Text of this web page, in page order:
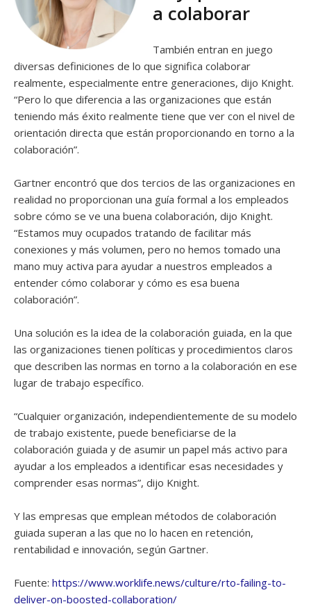
a colaborar
También entran en juego
diversas definiciones de lo que significa colaborar
realmente, especialmente entre generaciones, dijo Knight.
“Pero lo que diferencia a las organizaciones que están
teniendo más éxito realmente tiene que ver con el nivel de
orientación directa que están proporcionando en torno a la
colaboración”.
Gartner encontró que dos tercios de las organizaciones en
realidad no proporcionan una guía formal a los empleados
sobre cómo se ve una buena colaboración, dijo Knight.
“Estamos muy ocupados tratando de facilitar más
conexiones y más volumen, pero no hemos tomado una
mano muy activa para ayudar a nuestros empleados a
entender cómo colaborar y cómo es esa buena
colaboración”.
Una solución es la idea de la colaboración guiada, en la que
las organizaciones tienen políticas y procedimientos claros
que describen las normas en torno a la colaboración en ese
lugar de trabajo específico.
“Cualquier organización, independientemente de su modelo
de trabajo existente, puede beneficiarse de la
colaboración guiada y de asumir un papel más activo para
ayudar a los empleados a identificar esas necesidades y
comprender esas normas”, dijo Knight.
Y las empresas que emplean métodos de colaboración
guiada superan a las que no lo hacen en retención,
rentabilidad e innovación, según Gartner.
Fuente: https://www.worklife.news/culture/rto-failing-to-
deliver-on-boosted-collaboration/